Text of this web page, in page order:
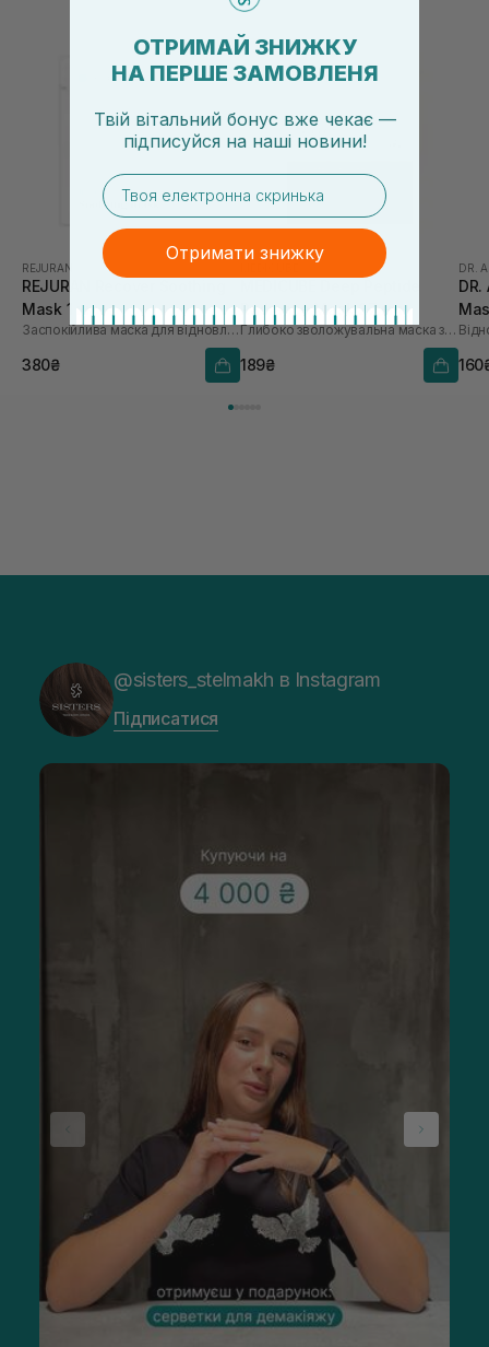
REJURAN
REJURAN Recover Soothing
Mask 1 шт
Заспокійлива маска для відновлення шкіри обличчя
380₴
Radiance Mask 27 мл
Глибоко зволожувальна маска з пептидами
189₴
DR.
@sisters_stelmakh в Instagram
Підписатися
ОТРИМАЙ ЗНИЖКУ
НА ПЕРШЕ ЗАМОВЛЕНЯ
Твій вітальний бонус вже чекає —
підписуйся на наші новини!
email
Отримати знижку